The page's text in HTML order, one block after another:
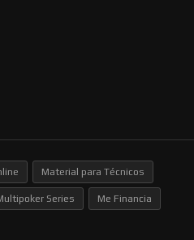
Material para Técnicos
Series Me Financia